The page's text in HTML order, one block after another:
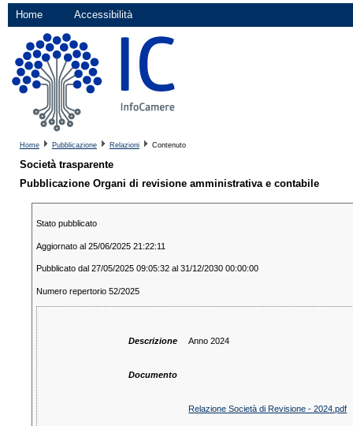
Home Accessibilità
Home Pubblicazione Relazioni Contenuto
Società trasparente
Pubblicazione Organi di revisione amministrativa e contabile
Stato pubblicato
Aggiornato al 25/06/2025 21:22:11
Pubblicato dal 27/05/2025 09:05:32 al 31/12/2030 00:00:00
Numero repertorio 52/2025
Descrizione Anno 2024
Documento
Relazione Società di Revisione - 2024.pdf